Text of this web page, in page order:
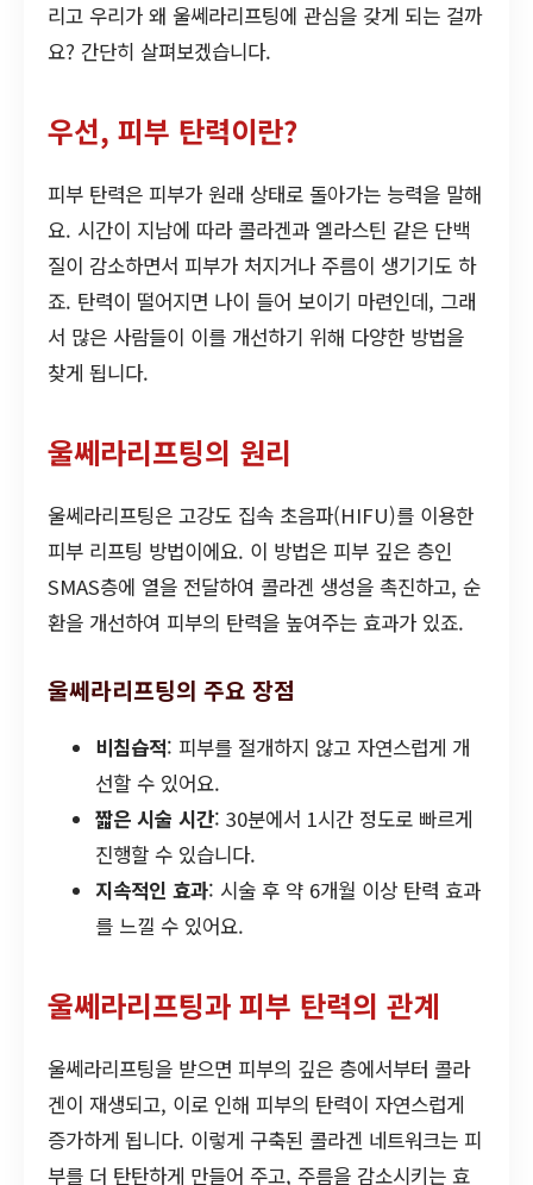
리고 우리가 왜 울쎄라리프팅에 관심을 갖게 되는 걸까
요? 간단히 살펴보겠습니다.
우선, 피부 탄력이란?
피부 탄력은 피부가 원래 상태로 돌아가는 능력을 말해
요. 시간이 지남에 따라 콜라겐과 엘라스틴 같은 단백
질이 감소하면서 피부가 처지거나 주름이 생기기도 하
죠. 탄력이 떨어지면 나이 들어 보이기 마련인데, 그래
서 많은 사람들이 이를 개선하기 위해 다양한 방법을
찾게 됩니다.
울쎄라리프팅의 원리
울쎄라리프팅은 고강도 집속 초음파(HIFU)를 이용한
피부 리프팅 방법이에요. 이 방법은 피부 깊은 층인
SMAS층에 열을 전달하여 콜라겐 생성을 촉진하고, 순
환을 개선하여 피부의 탄력을 높여주는 효과가 있죠.
울쎄라리프팅의 주요 장점
비침습적: 피부를 절개하지 않고 자연스럽게 개
선할 수 있어요.
짧은 시술 시간: 30분에서 1시간 정도로 빠르게
진행할 수 있습니다.
지속적인 효과: 시술 후 약 6개월 이상 탄력 효과
를 느낄 수 있어요.
울쎄라리프팅과 피부 탄력의 관계
울쎄라리프팅을 받으면 피부의 깊은 층에서부터 콜라
겐이 재생되고, 이로 인해 피부의 탄력이 자연스럽게
증가하게 됩니다. 이렇게 구축된 콜라겐 네트워크는 피
부를 더 탄탄하게 만들어 주고, 주름을 감소시키는 효